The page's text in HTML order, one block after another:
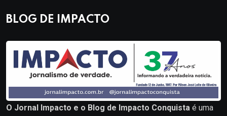
BLOG DE IMPACTO
O Jornal Impacto e o Blog de Impacto Conquista é uma